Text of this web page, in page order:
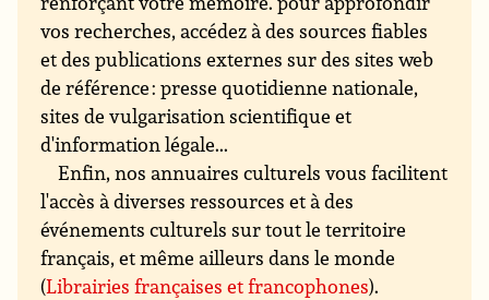
vos recherches, accédez à des sources fiables
et des publications externes sur des sites web
de référence : presse quotidienne nationale,
sites de vulgarisation scientifique et
d'information légale...
Enfin, nos annuaires culturels vous facilitent
l'accès à diverses ressources et à des
événements culturels sur tout le territoire
français, et même ailleurs dans le monde
(Librairies françaises et francophones).